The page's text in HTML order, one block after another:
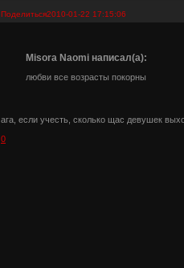
Поделиться2010-01-22 17:15:06
Misora Naomi написал(а):
любви все возрасты покорны
ага, если учесть, сколько щас девушек
0